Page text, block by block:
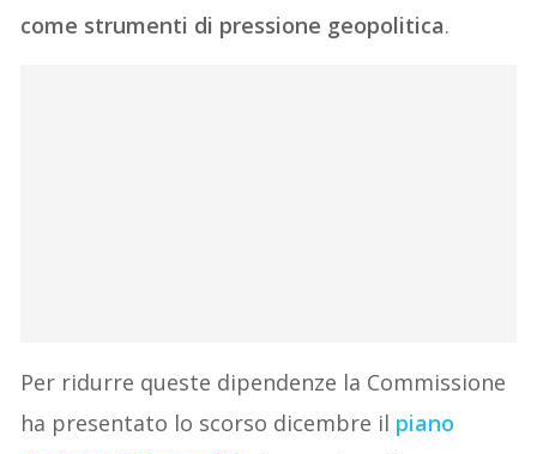
come strumenti di pressione geopolitica.
Per ridurre queste dipendenze la Commissione
ha presentato lo scorso dicembre il piano